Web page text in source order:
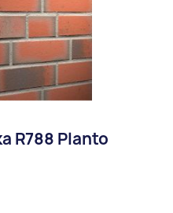
R788 Planto